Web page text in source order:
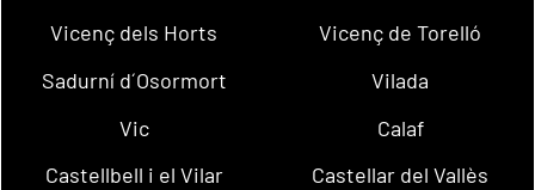
Vicenç dels Horts
Vicenç de Torelló
Sadurní d´Osormort
Vilada
Vic
Calaf
Castellbell i el Vilar
Castellar del Vallès